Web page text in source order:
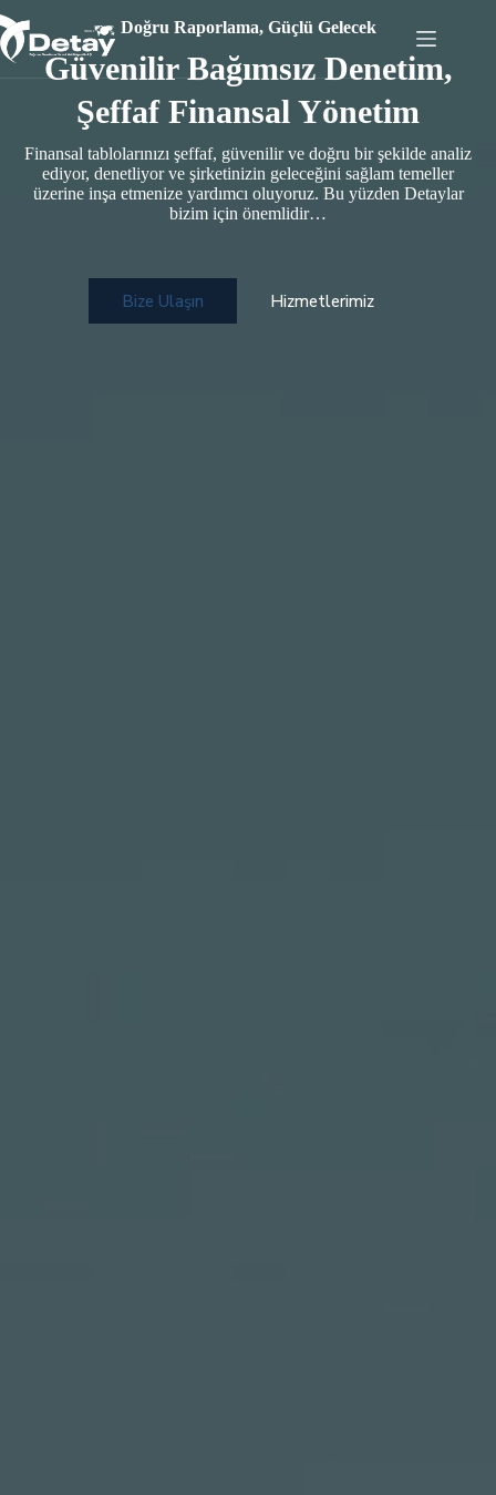
to
content
Doğru Raporlama, Güçlü Gelecek
Güvenilir Bağımsız Denetim,
Şeffaf Finansal Yönetim
Finansal tablolarınızı şeffaf, güvenilir ve doğru bir şekilde analiz
ediyor, denetliyor ve şirketinizin geleceğini sağlam temeller
üzerine inşa etmenize yardımcı oluyoruz. Bu yüzden Detaylar
bizim için önemlidir…
Bize Ulaşın Hizmetlerimiz